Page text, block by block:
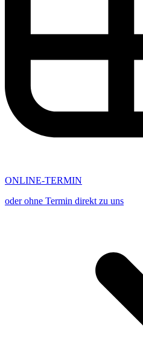
ONLINE-TERMIN
oder ohne Termin direkt zu uns